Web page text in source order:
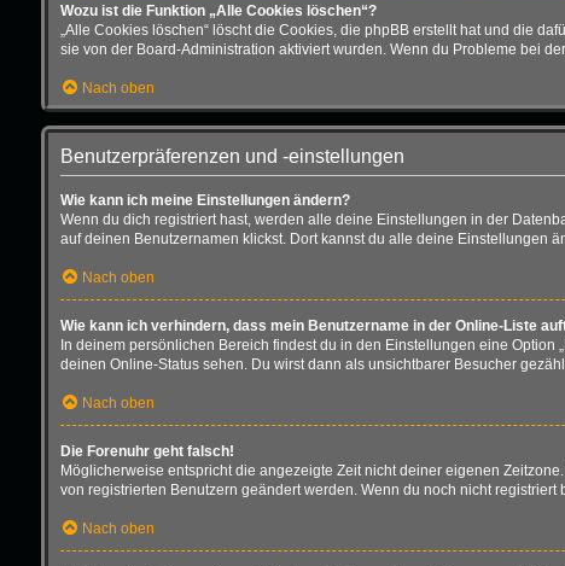
Wozu ist die Funktion „Alle Cookies löschen“?
„Alle Cookies löschen“ löscht die Cookies, die phpBB erstellt hat und die
sie von der Board-Administration aktiviert wurden. Wenn du Probleme bei
Nach oben
Benutzerpräferenzen und -einstellungen
Wie kann ich meine Einstellungen ändern?
Wenn du dich registriert hast, werden alle deine Einstellungen in der
auf deinen Benutzernamen klickst. Dort kannst du alle deine Einstellungen
Nach oben
Wie kann ich verhindern, dass mein Benutzername in der Online-Liste
In deinem persönlichen Bereich findest du in den Einstellungen eine
deinen Online-Status sehen. Du wirst dann als unsichtbarer Besucher
Nach oben
Die Forenuhr geht falsch!
Möglicherweise entspricht die angezeigte Zeit nicht deiner eigenen
von registrierten Benutzern geändert werden. Wenn du noch nicht registriert
Nach oben